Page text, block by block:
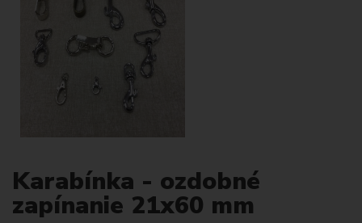
Karabínka - ozdobné
zapínanie 21x60 mm